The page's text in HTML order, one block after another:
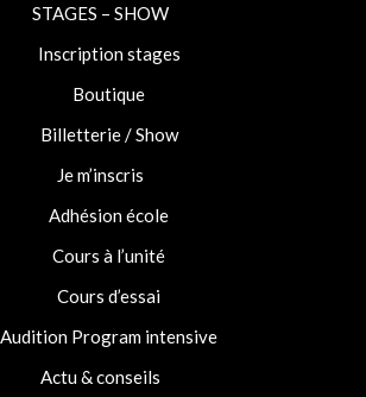
STAGES – SHOW
Inscription stages
Boutique
Billetterie / Show
Je m’inscris
Adhésion école
Cours à l’unité
Cours d’essai
Audition Program intensive
Actu & conseils